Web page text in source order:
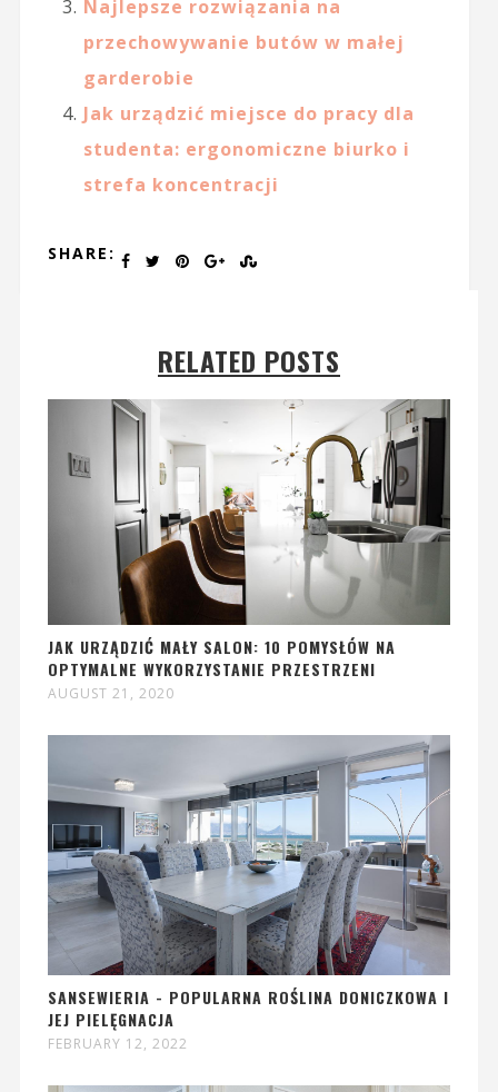
Najlepsze rozwiązania na
przechowywanie butów w małej
garderobie
Jak urządzić miejsce do pracy dla
studenta: ergonomiczne biurko i
strefa koncentracji
SHARE:
RELATED POSTS
JAK URZĄDZIĆ MAŁY SALON: 10 POMYSŁÓW NA
OPTYMALNE WYKORZYSTANIE PRZESTRZENI
AUGUST 21, 2020
SANSEWIERIA - POPULARNA ROŚLINA DONICZKOWA I
JEJ PIELĘGNACJA
FEBRUARY 12, 2022